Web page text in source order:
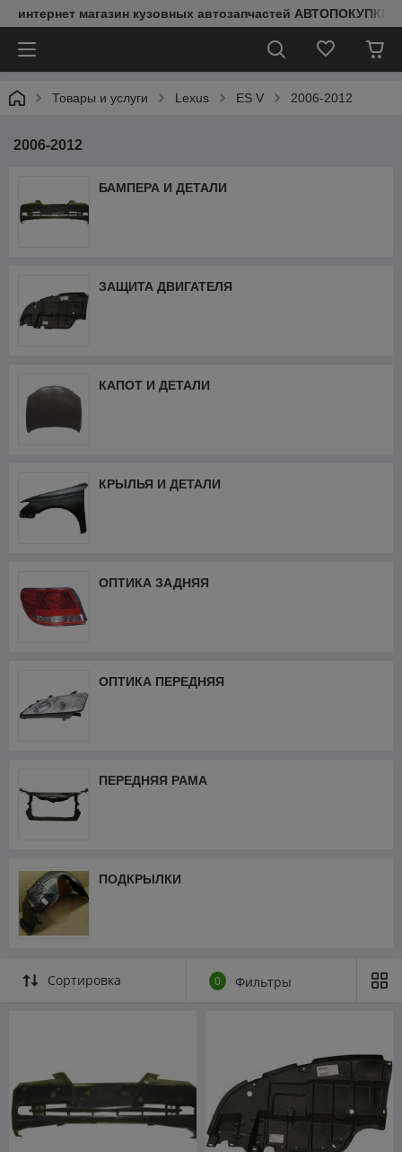
интернет магазин кузовных автозапчастей АВТОПОКУПКИ
Товары и услуги Lexus ES V 2006-2012
2006-2012
БАМПЕРА И ДЕТАЛИ
ЗАЩИТА ДВИГАТЕЛЯ
КАПОТ И ДЕТАЛИ
КРЫЛЬЯ И ДЕТАЛИ
ОПТИКА ЗАДНЯЯ
ОПТИКА ПЕРЕДНЯЯ
ПЕРЕДНЯЯ РАМА
ПОДКРЫЛКИ
Сортировка 0 Фильтры